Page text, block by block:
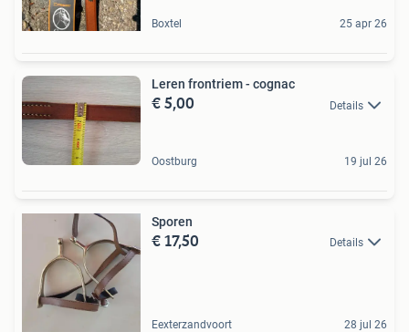
Boxtel 25 apr 26
Leren frontriem - cognac
€ 5,00 Details
Oostburg 19 jul 26
Sporen
€ 17,50 Details
Eexterzandvoort 28 jul 26